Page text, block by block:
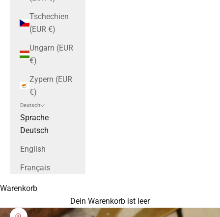
Tschechien
(EUR €)
Ungarn (EUR
€)
Zypern (EUR
€)
Deutsch
Sprache
Deutsch
English
Français
Warenkorb
Dein Warenkorb ist leer